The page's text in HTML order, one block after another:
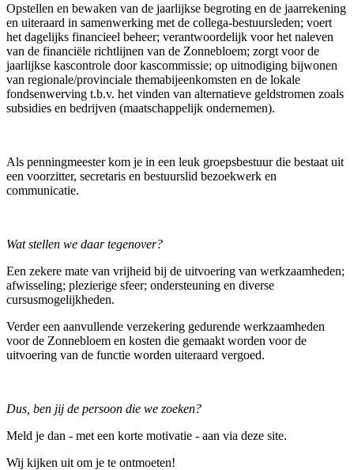
Opstellen en bewaken van de jaarlijkse begroting en de jaarrekening
en uiteraard in samenwerking met de collega-bestuursleden; voert
het dagelijks financieel beheer; verantwoordelijk voor het naleven
van de financiële richtlijnen van de Zonnebloem; zorgt voor de
jaarlijkse kascontrole door kascommissie; op uitnodiging bijwonen
van regionale/provinciale themabijeenkomsten en de lokale
fondsenwerving t.b.v. het vinden van alternatieve geldstromen zoals
subsidies en bedrijven (maatschappelijk ondernemen).
Als penningmeester kom je in een leuk groepsbestuur die bestaat uit
een voorzitter, secretaris en bestuurslid bezoekwerk en
communicatie.
Wat stellen we daar tegenover?
Een zekere mate van vrijheid bij de uitvoering van werkzaamheden;
afwisseling; plezierige sfeer; ondersteuning en diverse
cursusmogelijkheden.
Verder een aanvullende verzekering gedurende werkzaamheden
voor de Zonnebloem en kosten die gemaakt worden voor de
uitvoering van de functie worden uiteraard vergoed.
Dus, ben jij de persoon die we zoeken?
Meld je dan - met een korte motivatie - aan via deze site.
Wij kijken uit om je te ontmoeten!